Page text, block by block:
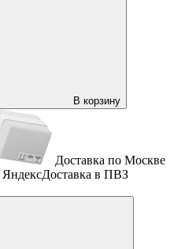
В корзину
Доставка по Москве
ЯндексДоставка в ПВЗ